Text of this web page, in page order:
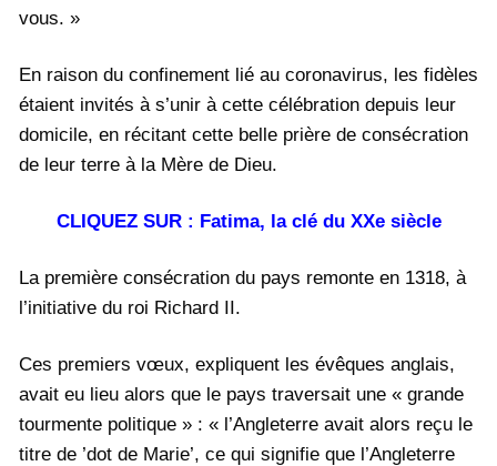
vous. »
En raison du confinement lié au coronavirus, les fidèles
étaient invités à s’unir à cette célébration depuis leur
domicile, en récitant cette belle prière de consécration
de leur terre à la Mère de Dieu.
CLIQUEZ SUR : Fatima, la clé du XXe siècle
La première consécration du pays remonte en 1318, à
l’initiative du roi Richard II.
Ces premiers vœux, expliquent les évêques anglais,
avait eu lieu alors que le pays traversait une « grande
tourmente politique » : « l’Angleterre avait alors reçu le
titre de ’dot de Marie’, ce qui signifie que l’Angleterre